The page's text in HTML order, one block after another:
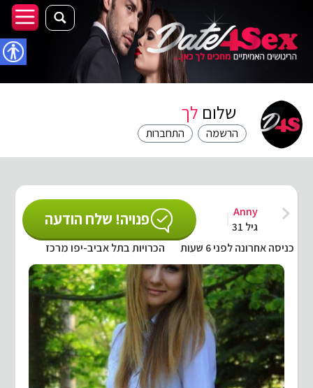
שלום לך
התחברות הרשמה
פנויה! שלח הודעה
Anny
גיל 31
כניסה אחרונה לפני 6 שעות
הכרויות בתל אביב-יפו מרכז